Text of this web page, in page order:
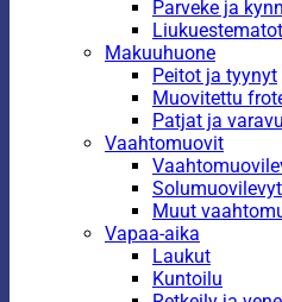
Parveke ja
Makuuhuone
Peitot ja tyynyt
Muovitettu
Patjat ja
Vaahtomuovit
Solumuovilevyt
Muut
Vapaa-aika
Laukut
Kuntoilu